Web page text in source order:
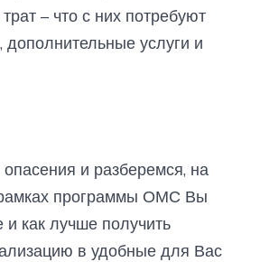
– что с них потребуют
дополнительные услуги и
и разберемся, на
программы ОМС Вы
и как лучше получить
в удобные для Вас